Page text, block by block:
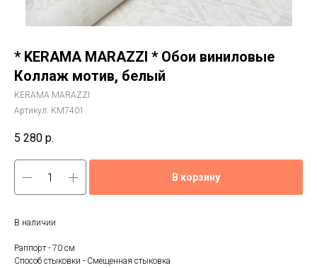
* KERAMA MARAZZI * Обои виниловые
Коллаж мотив, белый
KERAMA MARAZZI
Артикул: KM7401
5 280 р.
В корзину
В наличии
Раппорт - 70 см
Способ стыковки - Смещенная стыковка